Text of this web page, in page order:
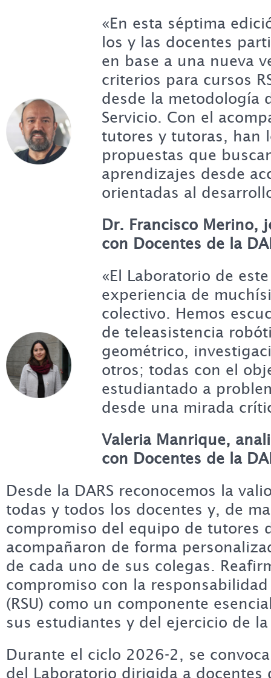
«En esta séptima
los y las docentes
en base a una nueva
criterios para cursos
desde la metodología
Servicio. Con el
tutores y tutoras, han
propuestas que
aprendizajes desde
orientadas al
Dr. Francisco Merino,
con Docentes de la
«El Laboratorio de
experiencia de
colectivo. Hemos
de teleasistencia
geométrico,
otros; todas con el
estudiantado a
desde una mirada
Valeria Manrique,
con Docentes de la
Desde la DARS reconocemos la
todas y todos los docentes y, de
compromiso del equipo de tutores
acompañaron de forma
de cada uno de sus colegas.
compromiso con la
(RSU) como un componente
sus estudiantes y del ejercicio de
Durante el ciclo 2026-2, se
del Laboratorio dirigida a docentes